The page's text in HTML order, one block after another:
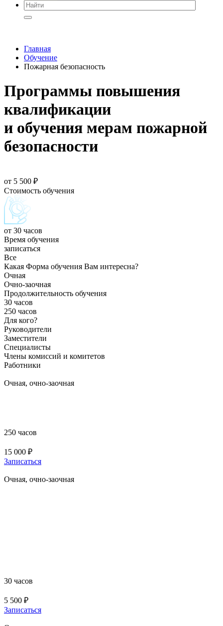
Главная
Обучение
Пожарная безопасность
Программы повышения
квалификации
и обучения мерам пожарной
безопасности
от 5 500 ₽
Стоимость обучения
от 30 часов
Время обучения
записаться
Все
Какая Форма обучения Вам интересна?
Очная
Очно-заочная
Продолжительность обучения
30 часов
250 часов
Для кого?
Руководители
Заместители
Специалисты
Члены комиссий и комитетов
Работники
Очная, очно-заочная
250 часов
15 000 ₽
Записаться
Очная, очно-заочная
30 часов
5 500 ₽
Записаться